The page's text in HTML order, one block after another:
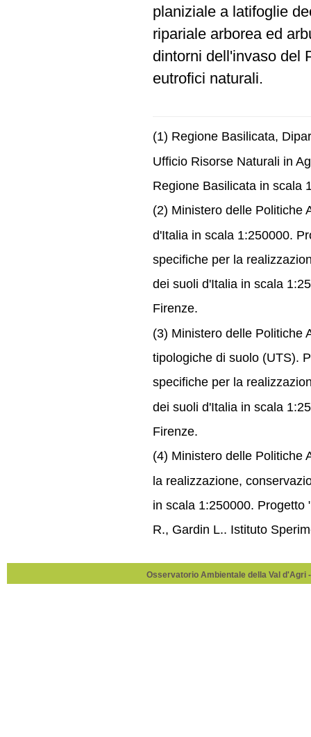
planiziale a latifoglie
ripariale arborea ed
dintorni dell'invaso del
eutrofici naturali.
(1) Regione Basilicata,
Ufficio Risorse Naturali in
Regione Basilicata in scala
(2) Ministero delle Politiche
d'Italia in scala 1:250000.
specifiche per la
dei suoli d'Italia in scala
Firenze.
(3) Ministero delle Politiche
tipologiche di suolo (UTS).
specifiche per la
dei suoli d'Italia in scala
Firenze.
(4) Ministero delle Politiche
la realizzazione,
in scala 1:250000. Progetto
R., Gardin L.. Istituto
Osservatorio Ambientale della Val d'Agri